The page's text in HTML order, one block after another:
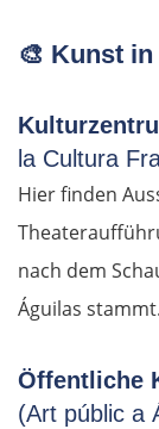
🎨 Kunst
la Cultura
Hier finden
nach dem
Águilas stammt.
Öffentliche
(Art públic a